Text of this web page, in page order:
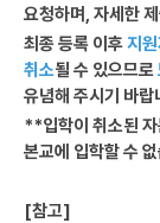
요청하며, 자세한
최종 등록 이후지
취소될 수 있으므로
유념해 주시기 바랍
**입학이 취소된
본교에 입학할 수
[참고]